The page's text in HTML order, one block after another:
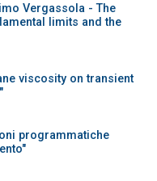
Vergassola - The
limits and the
viscosity on transient
programmatiche